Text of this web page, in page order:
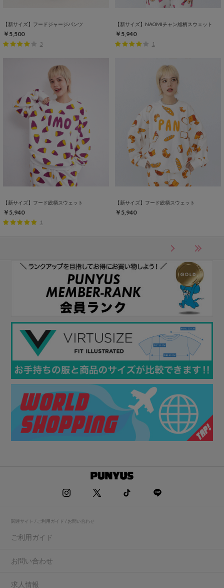
【新サイズ】フードジャージパンツ
￥5,500
3
【新サイズ】NAOMIチャン総柄スウェット
￥5,940
1
【新サイズ】フード総柄スウェット
￥5,940
1
【新サイズ】フード総柄スウェット
￥5,940
関連サイト / ご利用ガイド / お問い合わせ
ご利用ガイド
お問い合わせ
求人情報